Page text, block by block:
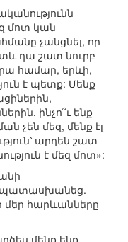
մոտ կան
չանցնել, որ
դա շատ նուրբ
համար, երևի,
է պետք: Մենք
ինչո՞ւ ենք
չեն մեզ, մենք էլ
արդեն շատ
է մեզ մոտ»:
պատասխանեց.
մեր հարևանները